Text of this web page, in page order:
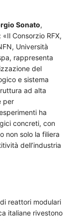
Sonato,
Consorzio RFX,
Università
rappresenta
del
e sistema
ad alta
per
ha
concreti, con
non solo la filiera
dell’industria
reattori modulari
italiane rivestono